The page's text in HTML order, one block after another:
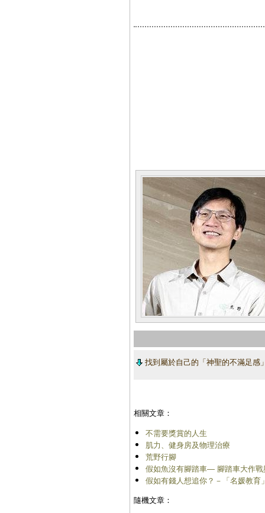
找到屬於自己的「神聖的不滿足感
相關文章：
不需要獎賞的人生
肌力、健身房及物理治療
荒野行腳
假如魚沒有腳踏車― 腳踏車大作
假如有錢人想追你？－「名媛教育
隨機文章：